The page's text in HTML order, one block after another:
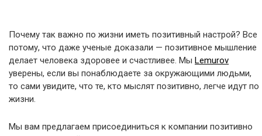
Почему так важно по жизни иметь позитивный настрой? Все
потому, что даже ученые доказали — позитивное мышление
делает человека здоровее и счастливее. Мы Lemurov
уверены, если вы понаблюдаете за окружающими людьми,
то сами увидите, что те, кто мыслят позитивно, легче идут по
жизни.
Мы вам предлагаем присоединиться к компании позитивно